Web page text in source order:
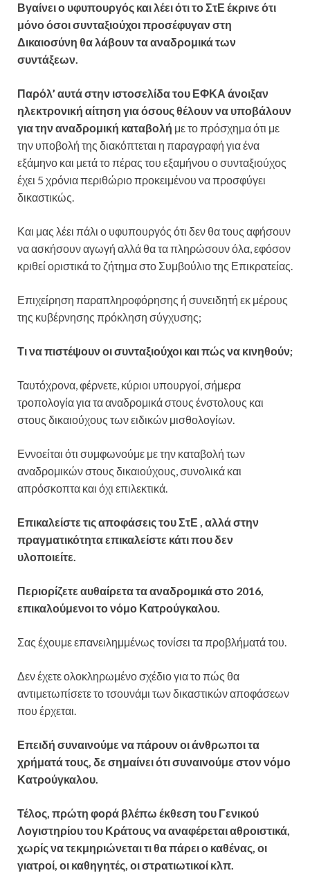
Βγαίνει ο υφυπουργός και λέει ότι το ΣτΕ έκρινε ότι
μόνο όσοι συνταξιούχοι προσέφυγαν στη
Δικαιοσύνη θα λάβουν τα αναδρομικά των
συντάξεων.
Παρόλ’ αυτά στην ιστοσελίδα του ΕΦΚΑ άνοιξαν
ηλεκτρονική αίτηση για όσους θέλουν να υποβάλουν
για την αναδρομική καταβολή με το πρόσχημα ότι με
την υποβολή της διακόπτεται η παραγραφή για ένα
εξάμηνο και μετά το πέρας του εξαμήνου ο συνταξιούχος
έχει 5 χρόνια περιθώριο προκειμένου να προσφύγει
δικαστικώς.
Και μας λέει πάλι ο υφυπουργός ότι δεν θα τους αφήσουν
να ασκήσουν αγωγή αλλά θα τα πληρώσουν όλα, εφόσον
κριθεί οριστικά το ζήτημα στο Συμβούλιο της Επικρατείας.
Επιχείρηση παραπληροφόρησης ή συνειδητή εκ μέρους
της κυβέρνησης πρόκληση σύγχυσης;
Τι να πιστέψουν οι συνταξιούχοι και πώς να κινηθούν;
Ταυτόχρονα, φέρνετε, κύριοι υπουργοί, σήμερα
τροπολογία για τα αναδρομικά στους ένστολους και
στους δικαιούχους των ειδικών μισθολογίων.
Εννοείται ότι συμφωνούμε με την καταβολή των
αναδρομικών στους δικαιούχους, συνολικά και
απρόσκοπτα και όχι επιλεκτικά.
Επικαλείστε τις αποφάσεις του ΣτΕ , αλλά στην
πραγματικότητα επικαλείστε κάτι που δεν
υλοποιείτε.
Περιορίζετε αυθαίρετα τα αναδρομικά στο 2016,
επικαλούμενοι το νόμο Κατρούγκαλου.
Σας έχουμε επανειλημμένως τονίσει τα προβλήματά του.
Δεν έχετε ολοκληρωμένο σχέδιο για το πώς θα
αντιμετωπίσετε το τσουνάμι των δικαστικών αποφάσεων
που έρχεται.
Επειδή συναινούμε να πάρουν οι άνθρωποι τα
χρήματά τους, δε σημαίνει ότι συναινούμε στον νόμο
Κατρούγκαλου.
Τέλος, πρώτη φορά βλέπω έκθεση του Γενικού
Λογιστηρίου του Κράτους να αναφέρεται αθροιστικά,
χωρίς να τεκμηριώνεται τι θα πάρει ο καθένας, οι
γιατροί, οι καθηγητές, οι στρατιωτικοί κλπ.